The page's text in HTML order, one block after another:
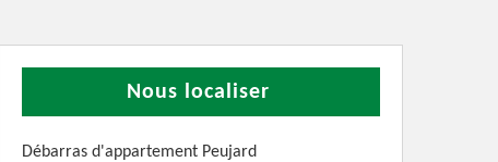
Nous localiser
Débarras d'appartement Peujard